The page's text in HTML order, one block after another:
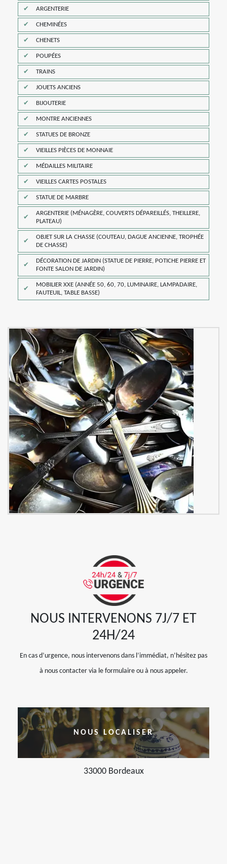
ARGENTERIE
CHEMINÉES
CHENETS
POUPÉES
TRAINS
JOUETS ANCIENS
BIJOUTERIE
MONTRE ANCIENNES
STATUES DE BRONZE
VIEILLES PIÈCES DE MONNAIE
MÉDAILLES MILITAIRE
VIEILLES CARTES POSTALES
STATUE DE MARBRE
ARGENTERIE (MÉNAGÈRE, COUVERTS DÉPAREILLÉS, THEILLERE,
PLATEAU)
OBJET SUR LA CHASSE (COUTEAU, DAGUE ANCIENNE, TROPHÉE
DE CHASSE)
DÉCORATION DE JARDIN (STATUE DE PIERRE, POTICHE PIERRE ET
FONTE SALON DE JARDIN)
MOBILIER XXE (ANNÉE 50, 60, 70, LUMINAIRE, LAMPADAIRE,
FAUTEUIL, TABLE BASSE)
NOUS INTERVENONS 7J/7 ET
24H/24
En cas d’urgence, nous intervenons dans l’immédiat, n’hésitez pas
à nous contacter via le formulaire ou à nous appeler.
NOUS LOCALISER
33000 Bordeaux